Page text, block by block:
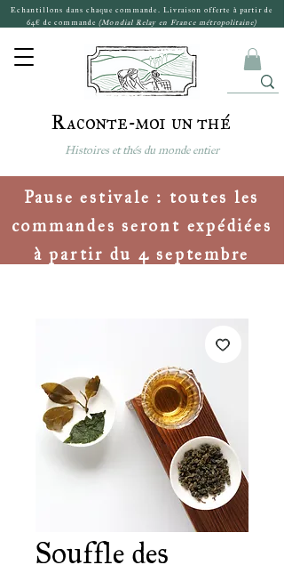
Raconte-moi un thé
Histoires et thés du monde entier
Echantillons dans chaque commande. Livraison offerte à partir de
64€ de commande (Mondial Relay en France métropolitaine)
Pause estivale : toutes les
commandes seront expédiées
à partir du 4 septembre
Souffle des